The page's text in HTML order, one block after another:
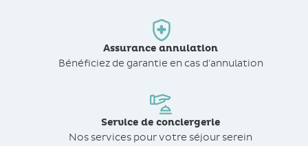
Assurance annulation
Bénéficiez de garantie en cas d'annulation
Service de conciergerie
Nos services pour votre séjour serein